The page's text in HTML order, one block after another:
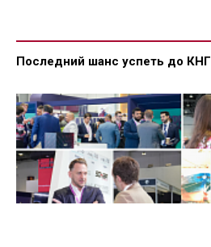
Последний шанс успеть до КНГ